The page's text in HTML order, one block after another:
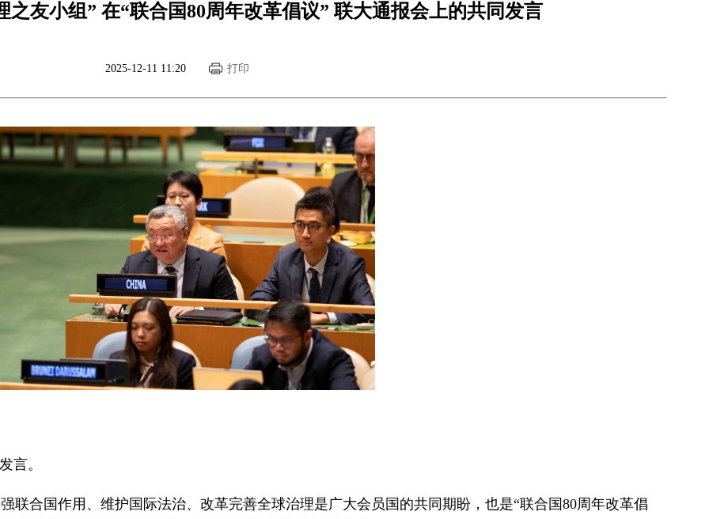
之友小组” 在“联合国80周年改革倡议” 联大通报会上的共同发言
2025-12-11 11:20 打印
言。
联合国作用、维护国际法治、改革完善全球治理是广大会员国的共同期盼，也是“联合国80周年改革倡